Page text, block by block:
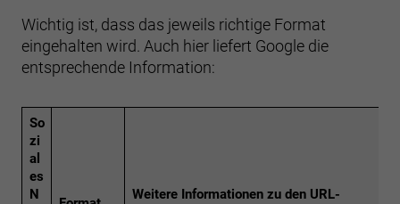
Wichtig ist, dass das jeweils richtige Format
eingehalten wird. Auch hier liefert Google die
entsprechende Information:
So
zi
al
es
N
Weitere Informationen zu den URL-